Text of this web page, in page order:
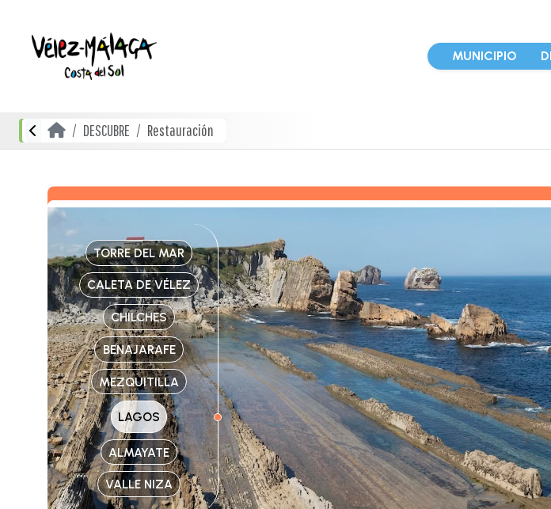
MUNICIPIO
DESCUBRE Restauración
TORRE DEL MAR
CALETA DE VÉLEZ
CHILCHES
BENAJARAFE
MEZQUITILLA
LAGOS
ALMAYATE
VALLE NIZA